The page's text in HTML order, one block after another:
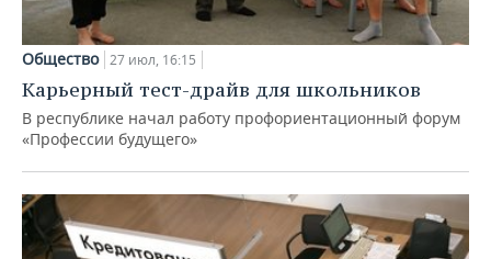
Общество 27 июл, 16:15
Карьерный тест-драйв для школьников
В республике начал работу профориентационный форум
«Профессии будущего»